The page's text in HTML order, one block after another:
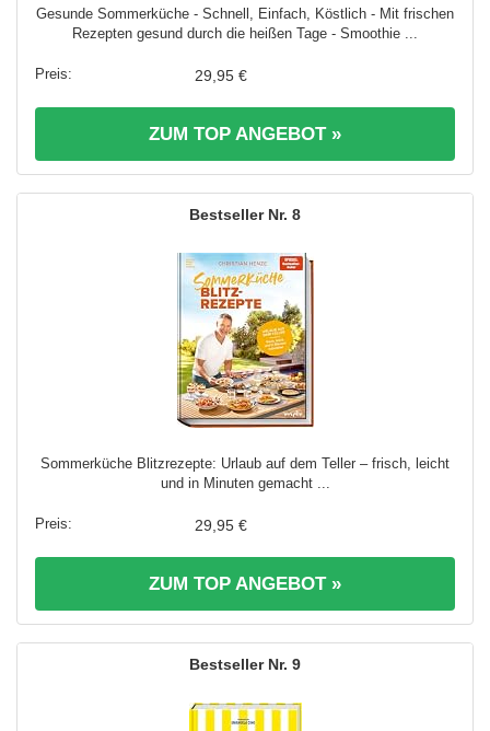
Gesunde Sommerküche - Schnell, Einfach, Köstlich - Mit frischen
Rezepten gesund durch die heißen Tage - Smoothie ...
29,95 €
ZUM TOP ANGEBOT »
8
Sommerküche Blitzrezepte: Urlaub auf dem Teller – frisch, leicht
und in Minuten gemacht ...
29,95 €
ZUM TOP ANGEBOT »
9